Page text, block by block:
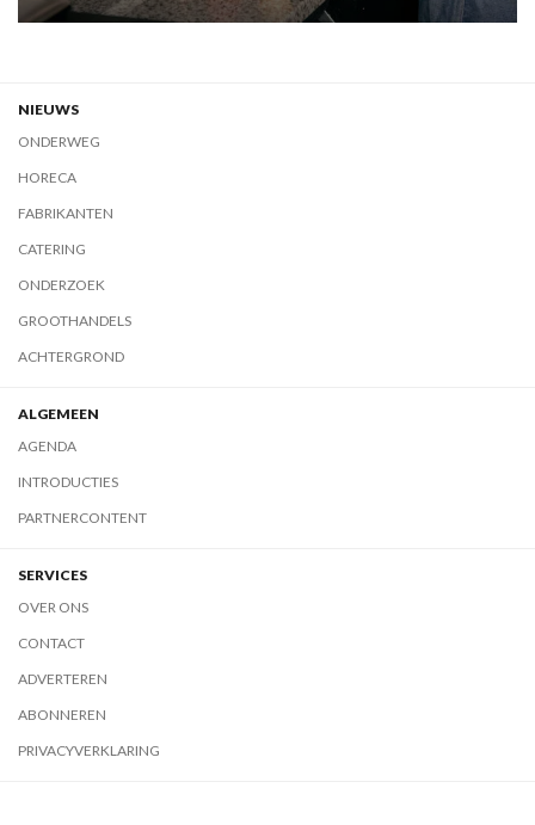
NIEUWS
ONDERWEG
HORECA
FABRIKANTEN
CATERING
ONDERZOEK
GROOTHANDELS
ACHTERGROND
ALGEMEEN
AGENDA
INTRODUCTIES
PARTNERCONTENT
SERVICES
OVER ONS
CONTACT
ADVERTEREN
ABONNEREN
PRIVACYVERKLARING